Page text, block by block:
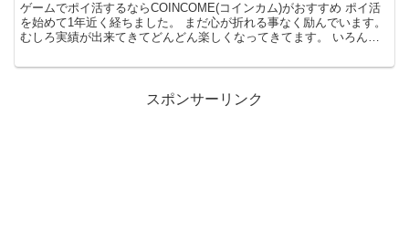
ゲームでポイ活するならCOINCOME(コインカム)がおすすめ ポイ活
を始めて1年近く経ちました。 まだ心が折れる事なく励んでいます。
むしろ実績が出来てきてどんどん楽しくなってきてます。 いろんな
スポンサーリンク